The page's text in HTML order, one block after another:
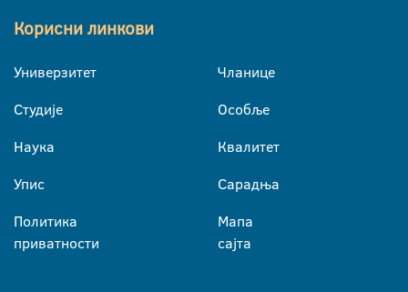
Корисни линкови
Универзитет
Студије
Наука
Упис
Политика
приватности
Чланице
Особље
Квалитет
Сарадња
Мапа
сајта